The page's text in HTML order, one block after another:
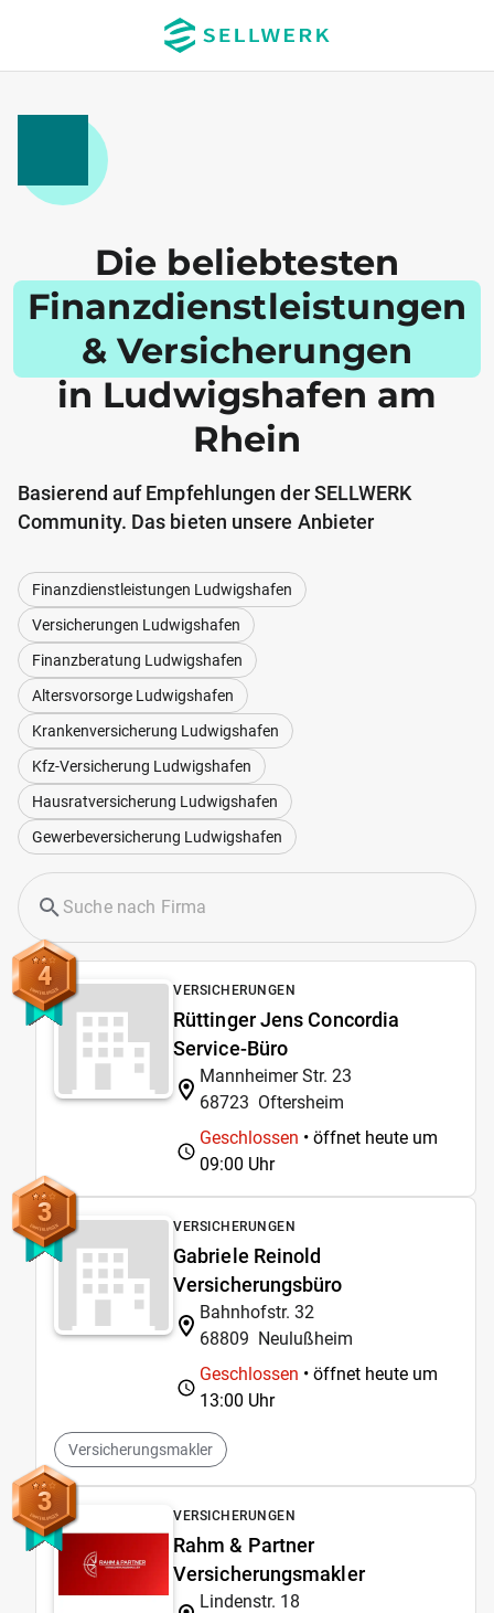
Die beliebtesten
Finanzdienstleistungen
& Versicherungen
in Ludwigshafen am
Rhein
Basierend auf Empfehlungen der SELLWERK
Community. Das bieten unsere Anbieter
Finanzdienstleistungen Ludwigshafen
Versicherungen Ludwigshafen
Finanzberatung Ludwigshafen
Altersvorsorge Ludwigshafen
Krankenversicherung Ludwigshafen
Kfz-Versicherung Ludwigshafen
Hausratversicherung Ludwigshafen
Gewerbeversicherung Ludwigshafen
4 VERSICHERUNGEN
Rüttinger Jens Concordia
Service-Büro
Mannheimer Str. 23
68723 Oftersheim
Geschlossen • öffnet heute um
09:00 Uhr
3 VERSICHERUNGEN
Gabriele Reinold
Versicherungsbüro
Bahnhofstr. 32
68809 Neulußheim
Geschlossen • öffnet heute um
13:00 Uhr
Versicherungsmakler
3 VERSICHERUNGEN
Rahm & Partner
Versicherungsmakler
Lindenstr. 18